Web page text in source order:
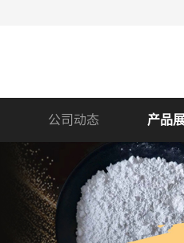
公司动态 产品